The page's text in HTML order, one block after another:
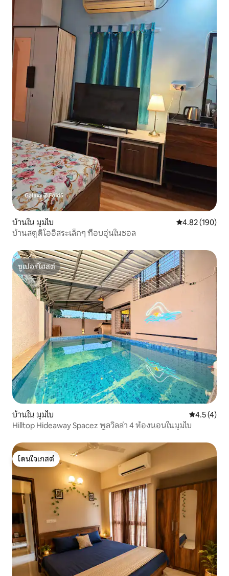
บ้านใน มุมไบ คะแนนเฉลี่ย
4.82 (190)
บ้านสตูดิโออิสระเล็กๆ ที่อบอุ่นในชอล
ซูเปอร์โฮสต์
ซูเปอร์โฮสต์
บ้านใน มุมไบ คะแนนเฉลี่
4.5 (4)
Hilltop Hideaway Spacez พูลวิลล่า 4 ห้องนอนในมุมไบ
โดนใจเกสต์
โดนใจเกสต์